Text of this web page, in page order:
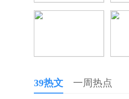
39热文 一周热点